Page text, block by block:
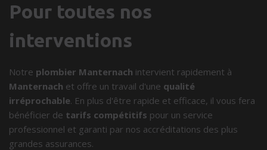
Pour toutes nos
interventions
Notre plombier Manternach intervient rapidement à
Manternach et offre un travail d'une qualité
irréprochable. En plus d'être rapide et efficace, il vous fera
bénéficier de tarifs compétitifs pour un service
professionnel et garanti par nos accréditations des plus
grandes assurances.